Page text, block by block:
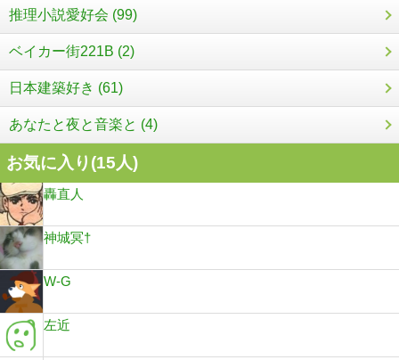
推理小説愛好会 (99)
ベイカー街221B (2)
日本建築好き (61)
あなたと夜と音楽と (4)
お気に入り(15人)
轟直人
神城冥†
W-G
左近